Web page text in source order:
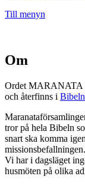
Till menyn
Om
Ordet MARANATA
och återfinns i
tror på hela Bibeln
snart ska komma
missionsbefallningen.
Vi har i dagsläget
husmöten på olika